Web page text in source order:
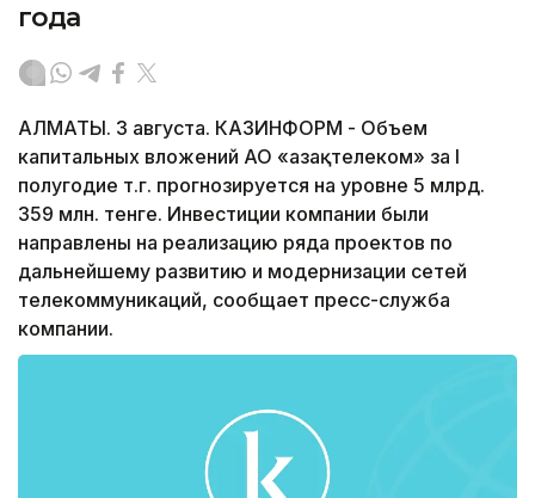
года
АЛМАТЫ. 3 августа. КАЗИНФОРМ - Объем
капитальных вложений АО «Қазақтелеком» за I
полугодие т.г. прогнозируется на уровне 5 млрд.
359 млн. тенге. Инвестиции компании были
направлены на реализацию ряда проектов по
дальнейшему развитию и модернизации сетей
телекоммуникаций, сообщает пресс-служба
компании.